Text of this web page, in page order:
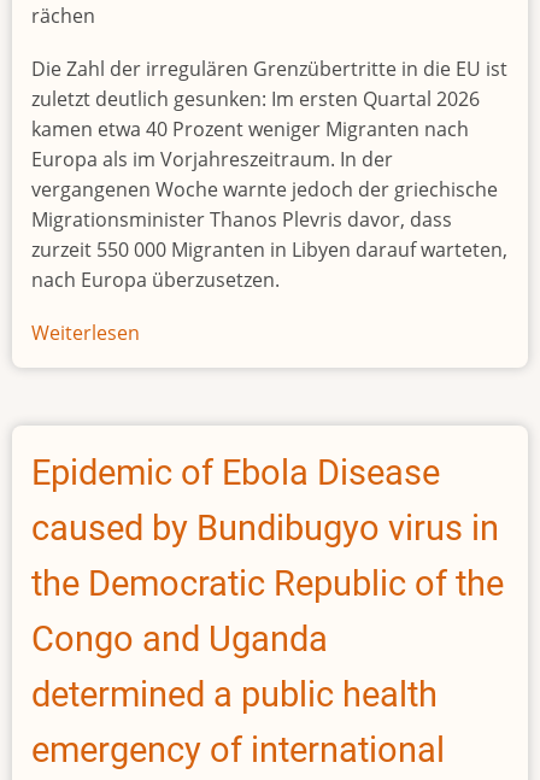
rächen
Die Zahl der irregulären Grenzübertritte in die EU ist
zuletzt deutlich gesunken: Im ersten Quartal 2026
kamen etwa 40 Prozent weniger Migranten nach
Europa als im Vorjahreszeitraum. In der
vergangenen Woche warnte jedoch der griechische
Migrationsminister Thanos Plevris davor, dass
zurzeit 550 000 Migranten in Libyen darauf warteten,
nach Europa überzusetzen.
Weiterlesen
«Europa
sich
auf
einen
neuen
Flüchtlingsstrom
vorbereiten»
Epidemic of Ebola Disease
caused by Bundibugyo virus in
the Democratic Republic of the
Congo and Uganda
determined a public health
emergency of international